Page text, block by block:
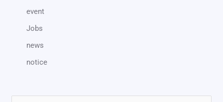
event
Jobs
news
notice